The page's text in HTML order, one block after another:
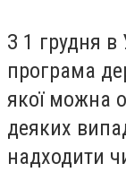
З 1 грудня в
програма
якої можна
деяких
надходити